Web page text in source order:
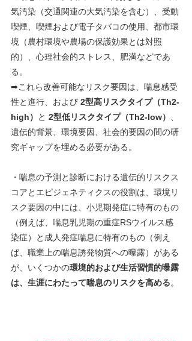
気汚染（交通関連の大気汚染を含む）、受動
喫煙、喫煙および電子タバコの使用、都市環
境（農村環境や農場の保護効果とは対照
的）、心理社会的ストレス、肥満などであ
る。
➡これら改善可能なリスク要因は、喘息感受
性と進行、および 2型高リスクタイプ（Th2-
high）
と 2型低リスクタイプ（Th2-low）
遺伝的背景、環境要因、社会的要因の間の研
究ギャップを埋める必要がある。
・喘息の予測と診断における遺伝的リスクス
コアとエピジェネティクスの役割は、環境リ
スク要因の中には、小児期発症に特有のもの
（例えば、喘息乳児期の重症RSウイルス感
染症）と成人発症喘息に特有のもの（例え
ば、職業上の喘息誘発物質への曝露）がある
が、いくつかの環境的および生活習慣的曝露
は、生涯にわたって喘息のリスクを高める。